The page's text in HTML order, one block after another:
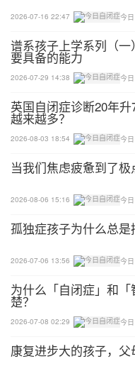
通过上述的各种方法
症状之后，再用量表
诊，确诊孩子是否得
11、自闭症检查中的
1).一定要寻找专业
医，骗子耽误了宝贵
2).要做好持久战的
做好充分的生理和心
整个家庭一起。
3).要密切配合。家
密切的沟通，形成亲
症孩子的诊断还是治
2026-07-16 22:47 今
谱系孩子上学系列（
要具备的能力
2026-07-29 14:38 今
英国自闭症诊断20年
越来越多？
2026-08-03 18:54 今
当我们焦虑疲惫到了极
2026-08-06 15:16 今
孤独症孩子为什么总是
2026-07-06 13:56 今
为什么「自闭症」和
楚？
2026-07-08 02:29 今
康复进步大的孩子，父